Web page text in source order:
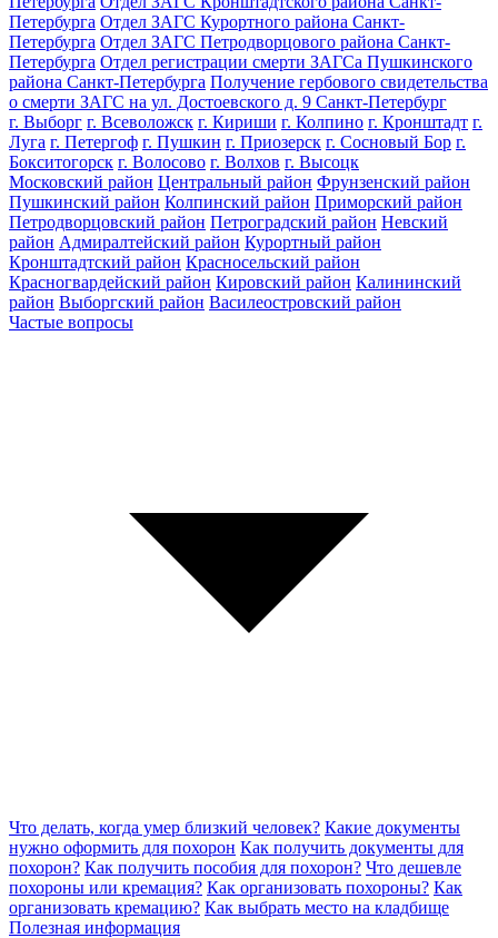
Петербурга Отдел ЗАГС Курортного района Санкт-
Петербурга Отдел ЗАГС Петродворцового района Санкт-
Петербурга Отдел регистрации смерти ЗАГСа Пушкинского
района Санкт-Петербурга Получение гербового свидетельства
о смерти ЗАГС на ул. Достоевского д. 9 Санкт-Петербург
г. Выборг г. Всеволожск г. Кириши г. Колпино г. Кронштадт г.
Луга г. Петергоф г. Пушкин г. Приозерск г. Сосновый Бор г.
Бокситогорск г. Волосово г. Волхов г. Высоцк
Московский район Центральный район Фрунзенский район
Пушкинский район Колпинский район Приморский район
Петродворцовский район Петроградский район Невский
район Адмиралтейский район Курортный район
Кронштадтский район Красносельский район
Красногвардейский район Кировский район Калининский
район Выборгский район Василеостровский район
Частые вопросы
Что делать, когда умер близкий человек? Какие документы
нужно оформить для похорон Как получить документы для
похорон? Как получить пособия для похорон? Что дешевле
похороны или кремация? Как организовать похороны? Как
организовать кремацию? Как выбрать место на кладбище
Полезная информация